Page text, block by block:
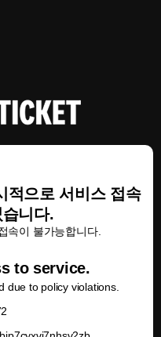
적으로 서비스 접속
니다.
속이 불가능합니다.
to service.
due to policy violations.